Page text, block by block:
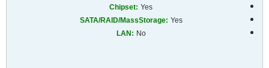
Chipset: Yes
SATA/RAID/MassStorage: Yes
LAN: No